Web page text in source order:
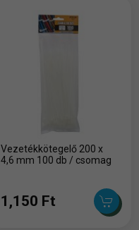
Vezetékkötegelő 200 x
4,6 mm 100 db / csomag
1,150 Ft